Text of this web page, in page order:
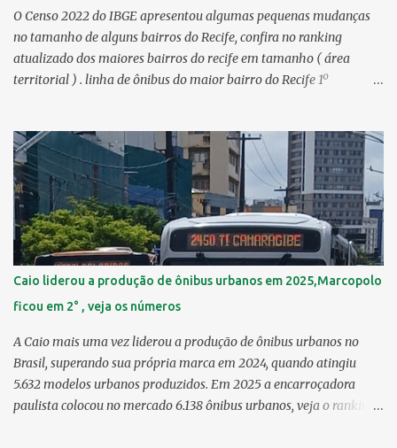
O Censo 2022 do IBGE apresentou algumas pequenas mudanças
no tamanho de alguns bairros do Recife, confira no ranking
atualizado dos maiores bairros do recife em tamanho ( área
territorial ) . linha de ônibus do maior bairro do Recife 1º
Curado 7,98 km² 5º Boa Viagem 7,76 km² > no Censo 2010 : 7,53
km² 6º Imbiribeira 6,65 km² > no Censo 2010 : 6,66 km² 7º Pina
6,29 km² 8º Dois Irmãos 5,85 km² 9º Barro 4,54 km² 10º Iputinga
4,33 km² > no Censo 2010 : 4,34 km² 11º Cohab 4,33 km² > no
Censo 2010: 4,26 km² 12º Passarinho 4,06 km² 13º Santo Amaro
3,80 km² 14º Afogados 3,69 km² 15º Cordeiro 3,40 km² 16º São José
3,26 km² 17º Dois Unidos 3,12 km² 18...
Caio liderou a produção de ônibus urbanos em 2025,Marcopolo
ficou em 2° , veja os números
A Caio mais uma vez liderou a produção de ônibus urbanos no
Brasil, superando sua própria marca em 2024, quando atingiu
5.632 modelos urbanos produzidos. Em 2025 a encarroçadora
paulista colocou no mercado 6.138 ônibus urbanos, veja o ranking